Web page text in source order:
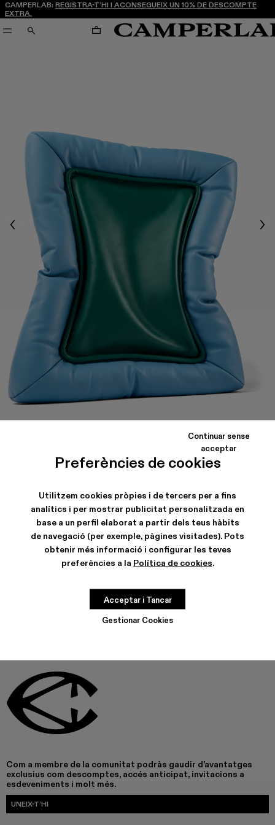
Preferències de cookies
Utilitzem cookies pròpies i de tercers per a fins
analítics i per mostrar publicitat personalitzada en
base a un perfil elaborat a partir dels teus hàbits
de navegació (per exemple, pàgines visitades). Pots
obtenir més informació i configurar les teves
preferències a la Política de cookies.
Gestionar Cookies
Continuar sense
acceptar
Acceptar i Tancar
CAMPERLAB: REGISTRA-T’HI I ACONSEGUEIX UN 10% DE DESCOMPTE
EXTRA.
CERCA CARRO
Previous
Funda de viatge de pell encoixinada de color blau i verd amb
butxaca de cremallera.
CARACTERÍSTIQUES
AQUEST PRODUCTE NO ESTÀ DISPONIBLE EN AQUEST
Com a membre de la comunitat podràs gaudir d’avantatges
exclusius com descomptes, accés anticipat, invitacions a
esdeveniments i molt més.
UNEIX-T’HI